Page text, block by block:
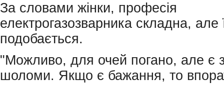
За словами жінки, професія
електрогазозварника складна, але
подобається.
"Можливо, для очей погано, але є
шоломи. Якщо є бажання, то